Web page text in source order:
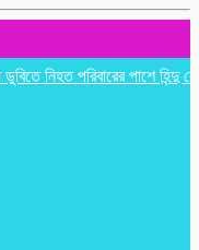
পরিবারের পাশে হিন্দু বৌদ্ধ